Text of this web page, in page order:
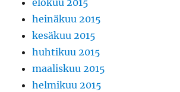
elokuu 2015
heinäkuu 2015
kesäkuu 2015
huhtikuu 2015
maaliskuu 2015
helmikuu 2015